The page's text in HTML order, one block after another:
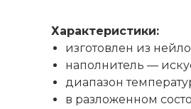
Характеристики:
изготовлен из
наполнитель —
диапазон
в разложенном